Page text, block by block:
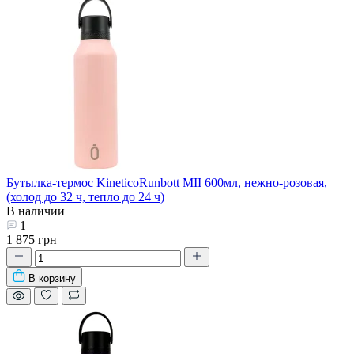
Бутылка-термос KineticoRunbott MII 600мл, нежно-розовая,
(холод до 32 ч, тепло до 24 ч)
В наличии
1
1 875 грн
В корзину